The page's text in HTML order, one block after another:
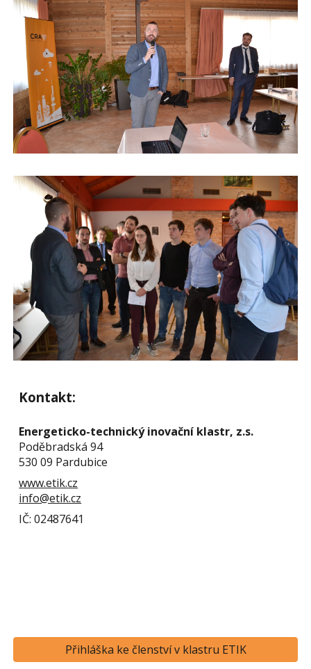
Kontakt:
Energeticko-technický inovační klastr, z.s.
Poděbradská 94
530 09 Pardubice
www.etik.cz
info@etik.cz
IČ: 02487641
Přihláška ke členství v klastru ETIK